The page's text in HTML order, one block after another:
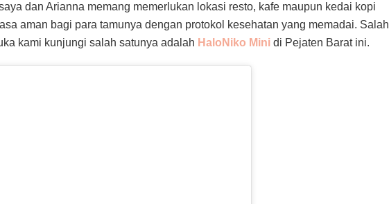
dan Arianna memang memerlukan lokasi resto, kafe maupun kedai kopi
aman bagi para tamunya dengan protokol kesehatan yang memadai. Salah
kami kunjungi salah satunya adalah HaloNiko Mini di Pejaten Barat ini.